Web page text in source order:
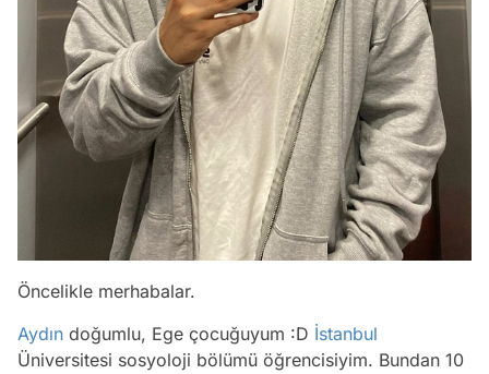
Öncelikle merhabalar.
Aydın doğumlu, Ege çocuğuyum :D İstanbul
Üniversitesi sosyoloji bölümü öğrencisiyim. Bundan 10